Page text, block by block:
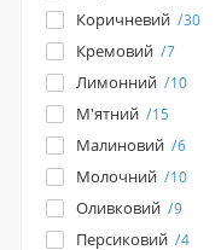
Коричневий 30
Кремовий 7
Лимонний 10
М'ятний 15
Малиновий 6
Молочний 10
Оливковий 9
Персиковий 4